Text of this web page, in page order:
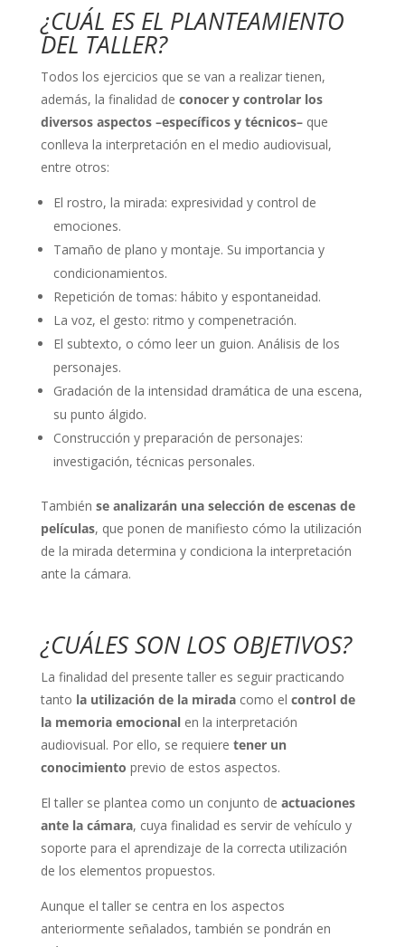
¿CUÁL ES EL PLANTEAMIENTO
DEL TALLER?
Todos los ejercicios que se van a realizar tienen,
además, la finalidad de conocer y controlar los
diversos aspectos –específicos y técnicos–que
conlleva la interpretación en el medio audiovisual,
entre otros:
El rostro, la mirada: expresividad y control de
emociones.
Tamaño de plano y montaje. Su importancia y
condicionamientos.
Repetición de tomas: hábito y espontaneidad.
La voz, el gesto: ritmo y compenetración.
El subtexto, o cómo leer un guion. Análisis de los
personajes.
Gradación de la intensidad dramática de una escena,
su punto álgido.
Construcción y preparación de personajes:
investigación, técnicas personales.
También se analizarán una selección de escenas de
películas, que ponen de manifiesto cómo la utilización
de la mirada determina y condiciona la interpretación
ante la cámara.
¿CUÁLES SON LOS OBJETIVOS?
La finalidad del presente taller es seguir practicando
tanto la utilización de la miradacomo el control de
la memoria emocionalen la interpretación
audiovisual. Por ello, se requiere tener un
conocimiento previo de estos aspectos.
El taller se plantea como un conjunto de actuaciones
ante la cámara, cuya finalidad es servir de vehículo y
soporte para el aprendizaje de la correcta utilización
de los elementos propuestos.
Aunque el taller se centra en los aspectos
anteriormente señalados, también se pondrán en